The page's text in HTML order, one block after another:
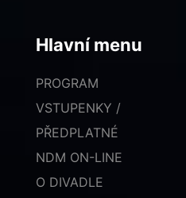
Hlavní menu
PROGRAM
VSTUPENKY /
PŘEDPLATNÉ
NDM ON-LINE
O DIVADLE